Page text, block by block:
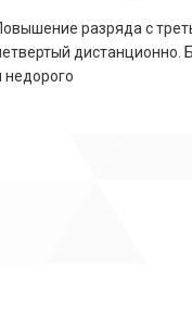
разряда с
дистанционно.
недорого